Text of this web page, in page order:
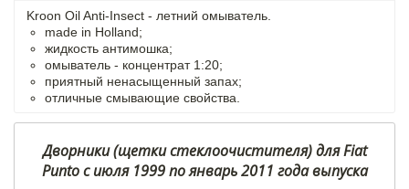
Kroon Oil Anti-Insect - летний омыватель.
made in Holland;
жидкость антимошка;
омыватель - концентрат 1:20;
приятный ненасыщенный запах;
отличные смывающие свойства.
Дворники (щетки стеклоочистителя) для Fiat
Punto с июля 1999 по январь 2011 года выпуска